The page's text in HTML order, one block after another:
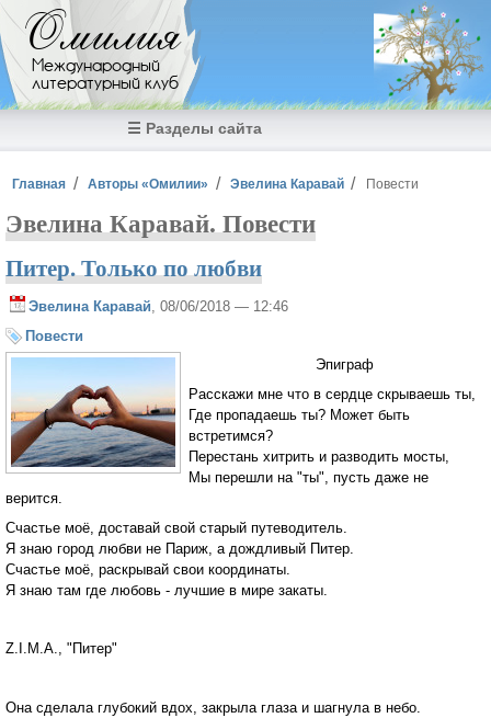
Перейти к основному содержанию
Омилия
Международный
литературный клуб
☰ Разделы сайта
Вы здесь
Главная Авторы «Омилии» Эвелина Каравай Повести
Эвелина Каравай. Повести
Питер. Только по любви
Эвелина Каравай , 08/06/2018 — 12:46
Повести
Эпиграф
Расскажи мне что в сердце скрываешь ты,
Где пропадаешь ты? Может быть
встретимся?
Перестань хитрить и разводить мосты,
Мы перешли на "ты", пусть даже не
верится.
Счастье моё, доставай свой старый путеводитель.
Я знаю город любви не Париж, а дождливый Питер.
Счастье моё, раскрывай свои координаты.
Я знаю там где любовь - лучшие в мире закаты.
Z.I.M.A., "Питер"
Она сделала глубокий вдох, закрыла глаза и шагнула в небо.